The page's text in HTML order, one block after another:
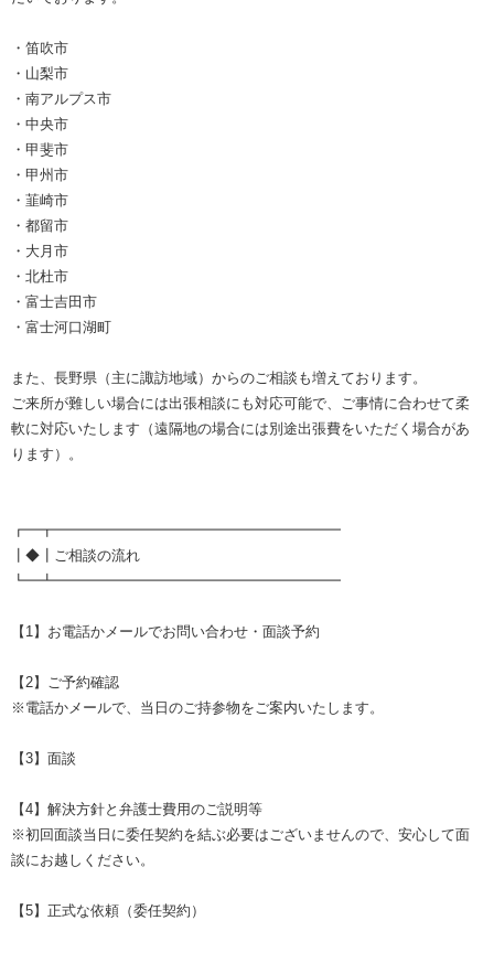
・笛吹市
・山梨市
・南アルプス市
・中央市
・甲斐市
・甲州市
・韮崎市
・都留市
・大月市
・北杜市
・富士吉田市
・富士河口湖町
また、長野県（主に諏訪地域）からのご相談も増えております。
ご来所が難しい場合には出張相談にも対応可能で、ご事情に合わせて柔
軟に対応いたします（遠隔地の場合には別途出張費をいただく場合があ
ります）。
┏━┳━━━━━━━━━━━━━━━━━━━━
┃◆┃ご相談の流れ
┗━┻━━━━━━━━━━━━━━━━━━━━
【1】お電話かメールでお問い合わせ・面談予約
【2】ご予約確認
※電話かメールで、当日のご持参物をご案内いたします。
【3】面談
【4】解決方針と弁護士費用のご説明等
※初回面談当日に委任契約を結ぶ必要はございませんので、安心して面
談にお越しください。
【5】正式な依頼（委任契約）